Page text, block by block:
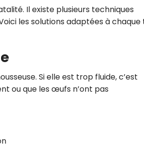
Il existe plusieurs techniques
les solutions adaptées à
Si elle est trop fluide, c’est
ou que les œufs n’ont pas
utilisez. Pour en savoir plus sur ces
voir notrepolitique de
désabonnement intégré dans la newsletter. Pour en
exercer vos droits, prenez connaissance de notre
Charte
Confidentialité.